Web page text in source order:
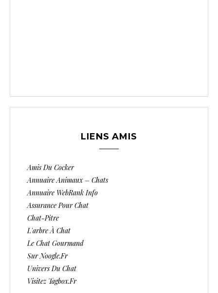
LIENS AMIS
Amis Du Cocker
Annuaire Animaux – Chats
Annuaire WebRank Info
Assurance Pour Chat
Chat-Pitre
L'arbre À Chat
Le Chat Gourmand
Sur Noogle.fr
Univers Du Chat
Visitez Tagbox.fr